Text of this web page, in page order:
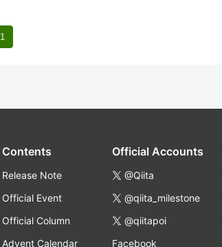
1
Contents
Release Note
Official Event
Official Column
Advent Calendar
Official Accounts
@Qiita
@qiita_milestone
@qiitapoi
Facebook